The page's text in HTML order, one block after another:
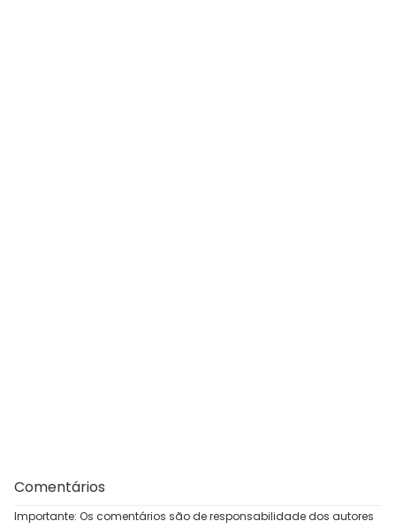
Comentários
Importante: Os comentários são de responsabilidade dos autores